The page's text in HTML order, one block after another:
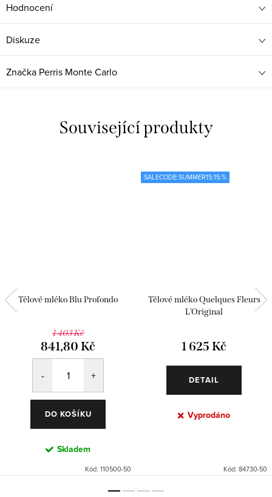
Hodnocení
Diskuze
Značka Perris Monte Carlo
Související produkty
Tělové mléko Blu Profondo
1 403 Kč
841,80 Kč
DO KOŠÍKU
Skladem
Kód: 110500-50
SALECODE:SUMMER15:15:%
Tělové mléko Quelques Fleurs
L'Original
1 625 Kč
DETAIL
Vyprodáno
Kód: 84730-50